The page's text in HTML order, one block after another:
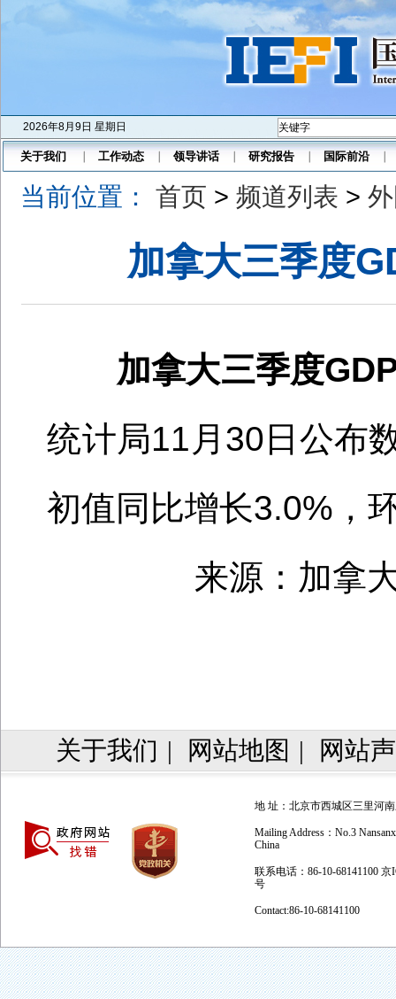
2026年8月9日 星期日
关于我们 工作动态 领导讲话 研究报告 国际前沿
当前位置：首页 >频道列表 >
加拿大三季度
加拿大三季度
统计局11 月 30 日公布
初值同比增长3.0% ，
来源：加拿
关于我们 | 网站地图 | 网站
地 址：北京市西城区三里河
Mailing Address：No.3
China
联系电话：86-10-68141100
号
Contact:86-10-68141100